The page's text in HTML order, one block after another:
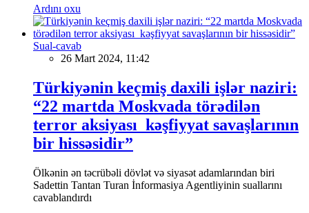
Ardını oxu
Sual-cavab
26 Mart 2024, 11:42
Türkiyənin keçmiş daxili işlər naziri:
“22 martda Moskvada törədilən
terror aksiyası kəşfiyyat savaşlarının
bir hissəsidir”
Ölkənin ən təcrübəli dövlət və siyasət adamlarından biri
Sadettin Tantan Turan İnformasiya Agentliyinin suallarını
cavablandırdı